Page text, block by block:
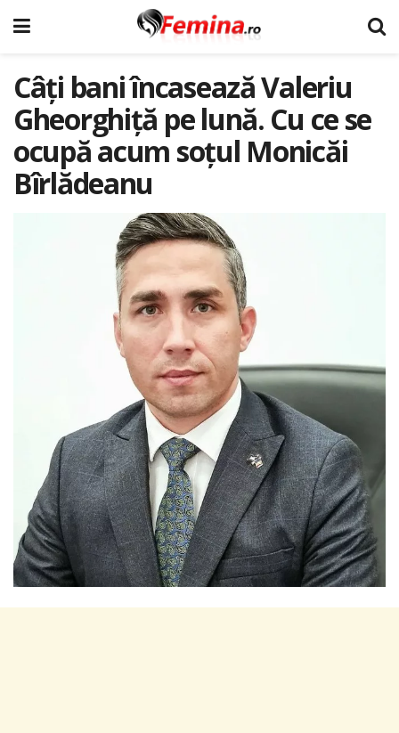
Câți bani încasează Valeriu
Gheorghiță pe lună. Cu ce se
ocupă acum soțul Monicăi
Bîrlădeanu